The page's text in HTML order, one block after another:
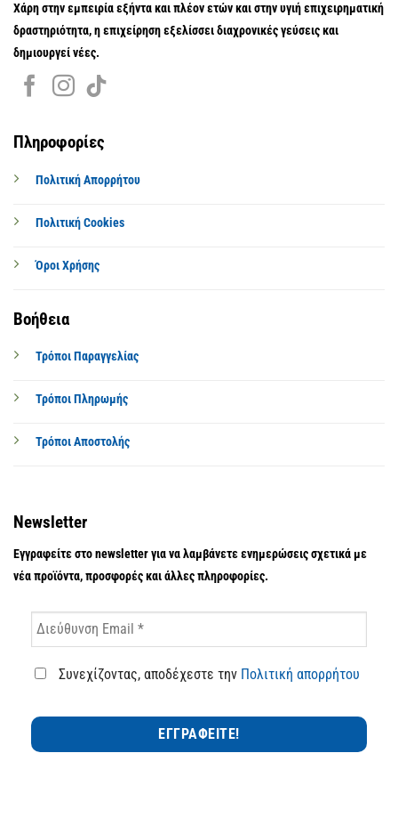
Χάρη στην εμπειρία εξήντα και πλέον ετών και στην υγιή επιχειρηματική
δραστηριότητα, η επιχείρηση εξελίσσει διαχρονικές γεύσεις και
δημιουργεί νέες.
Πληροφορίες
Πολιτική Απορρήτου
Πολιτική Cookies
Όροι Χρήσης
Βοήθεια
Τρόποι Παραγγελίας
Τρόποι Πληρωμής
Τρόποι Αποστολής
Newsletter
Εγγραφείτε στο newsletter για να λαμβάνετε ενημερώσεις σχετικά με
νέα προϊόντα, προσφορές και άλλες πληροφορίες.
Συνεχίζοντας, αποδέχεστε την Πολιτική απορρήτου